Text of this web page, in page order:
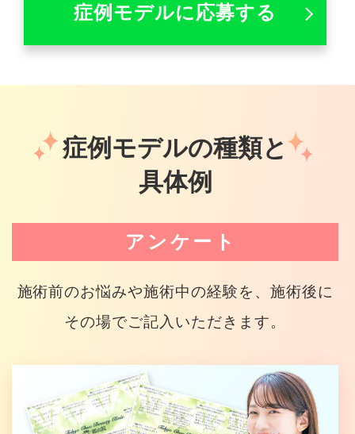
症例モデルに応募する
症例モデルの種類と
具体例
アンケート
施術前のお悩みや施術中の経験を、施術後に
その場でご記入いただきます。